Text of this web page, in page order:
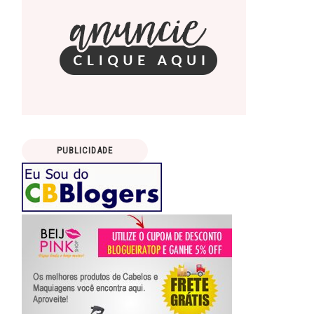
PUBLICIDADE